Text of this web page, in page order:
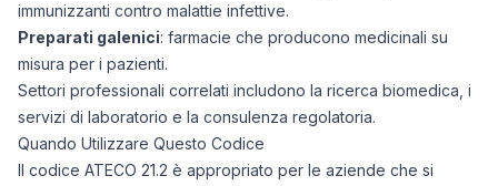
immunizzanti contro malattie infettive.
Preparati galenici: farmacie che producono medicinali su
misura per i pazienti.
Settori professionali correlati includono la ricerca biomedica, i
servizi di laboratorio e la consulenza regolatoria.
Quando Utilizzare Questo Codice
Il codice ATECO 21.2 è appropriato per le aziende che si